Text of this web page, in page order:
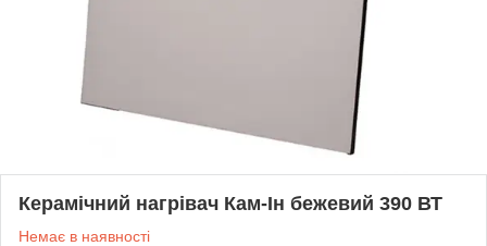
Керамічний нагрівач Кам-Ін бежевий 390 ВТ
Немає в наявності